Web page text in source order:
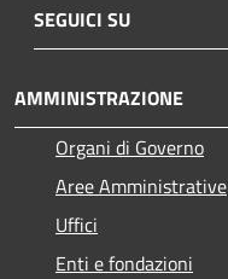
SEGUICI SU
AMMINISTRAZIONE
Organi di Governo
Aree Amministrative
Uffici
Enti e fondazioni